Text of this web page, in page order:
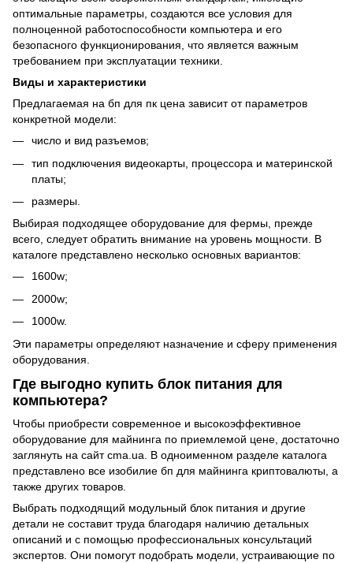
оптимальные параметры, создаются все условия для
полноценной работоспособности компьютера и его
безопасного функционирования, что является важным
требованием при эксплуатации техники.
Виды и характеристики
Предлагаемая на бп для пк цена зависит от параметров
конкретной модели:
число и вид разъемов;
тип подключения видеокарты , процессора и материнской
платы;
размеры.
Выбирая подходящее оборудование для фермы, прежде
всего, следует обратить внимание на уровень мощности. В
каталоге представлено несколько основных вариантов:
1600w;
2000w;
1000w.
Эти параметры определяют назначение и сферу применения
оборудования.
Где выгодно купить блок питания для
компьютера?
Чтобы приобрести современное и высокоэффективное
оборудование для майнинга по приемлемой цене, достаточно
заглянуть на сайт cma.ua. В одноименном разделе каталога
представлено все изобилие бп для майнинга криптовалюты, а
также других товаров.
Выбрать подходящий модульный блок питания и другие
детали не составит труда благодаря наличию детальных
описаний и с помощью профессиональных консультаций
экспертов. Они помогут подобрать модели, устраивающие по